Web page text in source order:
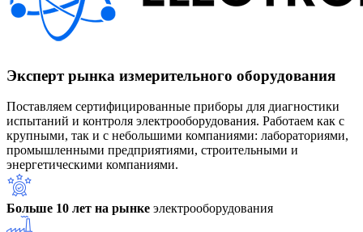
Эксперт рынка измерительного оборудования
Поставляем сертифицированные приборы для диагностики
испытаний и контроля электрооборудования. Работаем как с
крупными, так и с небольшими компаниями: лабораториями,
промышленными предприятиями, строительными и
энергетическими компаниями.
Больше 10 лет на рынке электрооборудования